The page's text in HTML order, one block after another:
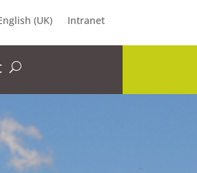
(UK) Intranet